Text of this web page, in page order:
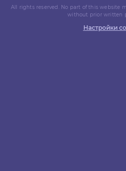
All rights reserved. No part of this website
without prior written
Настройки